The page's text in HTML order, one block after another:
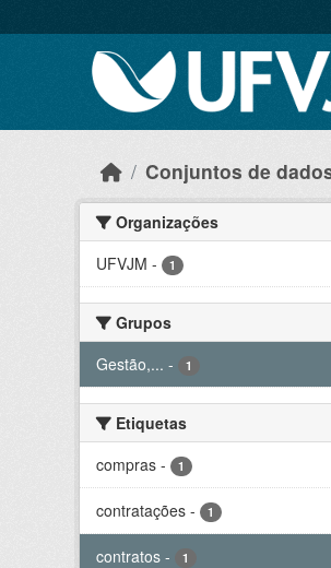
Conjuntos de
Organizações
UFVJM - 1
Grupos
Gestão,... - 1
Etiquetas
compras - 1
contratações - 1
contratos - 1